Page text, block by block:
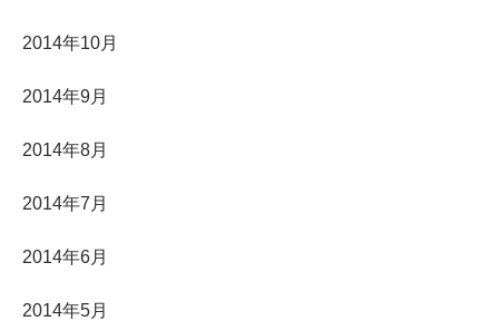
2014年10月
2014年9月
2014年8月
2014年7月
2014年6月
2014年5月